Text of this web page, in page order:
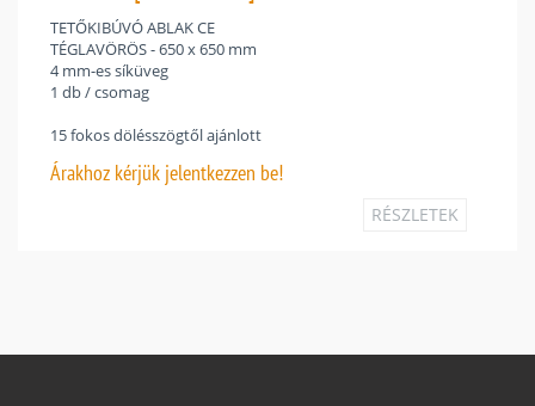
TETŐKIBÚVÓ ABLAK CE
TÉGLAVÖRÖS - 650 x 650 mm
4 mm-es síküveg
1 db / csomag
15 fokos dölésszögtől ajánlott
Árakhoz kérjük jelentkezzen be!
RÉSZLETEK